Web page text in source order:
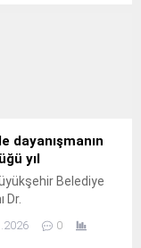
dayanışmanın
yıl
Belediye
Dr.
0